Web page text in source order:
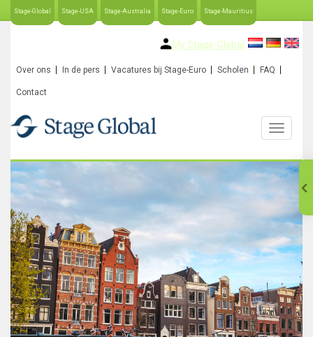
Stage-Global Stage-USA Stage-Australia Stage-Euro Stage-Mauritius
My Stage-Global
Over ons In de pers Vacatures bij Stage-Euro Scholen FAQ
Contact